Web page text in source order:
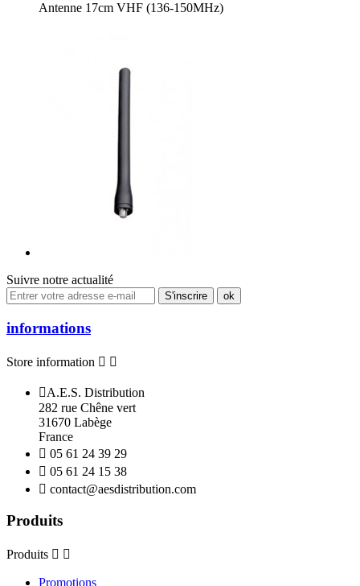
Antenne 17cm VHF (136-150MHz)
Suivre notre actualité
informations
Store information  
A.E.S. Distribution
282 rue Chêne vert
31670 Labège
France
 05 61 24 39 29
 05 61 24 15 38
 contact@aesdistribution.com
Produits
Produits  
Promotions